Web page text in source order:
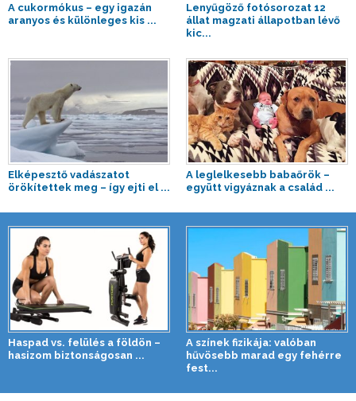
A cukormókus – egy igazán
aranyos és különleges kis ...
Lenyűgöző fotósorozat 12
állat magzati állapotban lévő
kic...
Elképesztő vadászatot
örökítettek meg – így ejti el ...
A leglelkesebb babaőrök –
együtt vigyáznak a család ...
Haspad vs. felülés a földön –
hasizom biztonságosan ...
A színek fizikája: valóban
hűvösebb marad egy fehérre
fest...